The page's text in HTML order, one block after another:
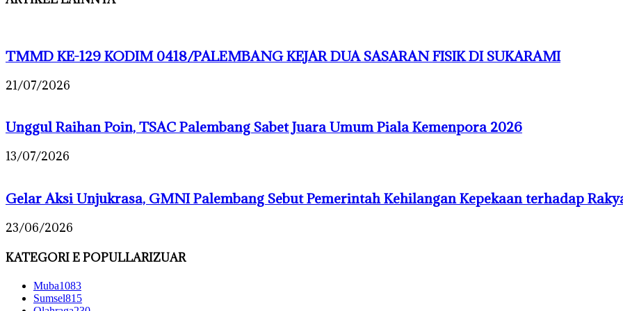
TMMD KE-129 KODIM 0418/PALEMBANG KEJAR DUA SASARAN FISIK DI SUKARAMI
21/07/2026
Unggul Raihan Poin, TSAC Palembang Sabet Juara Umum Piala Kemenpora 2026
13/07/2026
Gelar Aksi Unjukrasa, GMNI Palembang Sebut Pemerintah Kehilangan Kepekaan terhadap
23/06/2026
KATEGORI E POPULLARIZUAR
Muba1083
Sumsel815